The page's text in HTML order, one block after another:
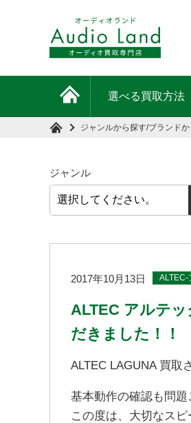
選べる買取方法
ジャンルから探す/ブランド
ジャンル
2017年10月13日 ALTEC-
ALTEC アルテ
だきました！！
ALTEC LAGUNA 買取
基本動作の確認も問題
この度は、大切なス